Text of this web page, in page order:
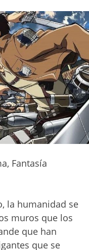
Fantasía
la humanidad se
muros que los
que han
que se